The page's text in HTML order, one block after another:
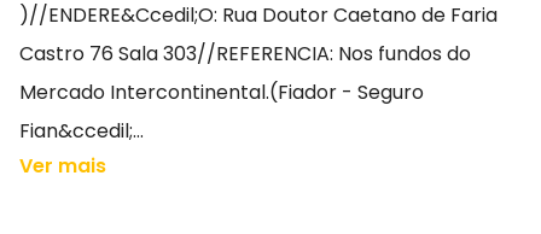
)//ENDERE&Ccedil;O: Rua Doutor Caetano de Faria
Castro 76 Sala 303//REFERENCIA: Nos fundos do
Mercado Intercontinental.(Fiador - Seguro
Fian&ccedil;...
Ver mais